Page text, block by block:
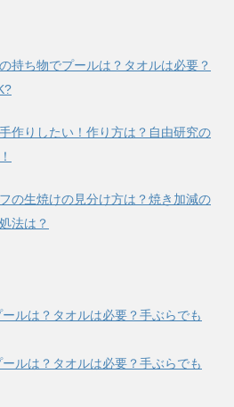
持ち物でプールは？タオルは必要？
作りしたい！作り方は？自由研究の
の生焼けの見分け方は？焼き加減の
法は？
ルは？タオルは必要？手ぶらでも
ルは？タオルは必要？手ぶらでも